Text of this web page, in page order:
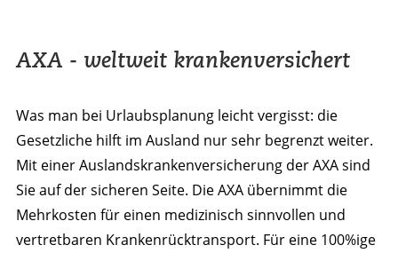
AXA - weltweit krankenversichert
Was man bei Urlaubsplanung leicht vergisst: die
Gesetzliche hilft im Ausland nur sehr begrenzt weiter.
Mit einer Auslandskrankenversicherung der AXA sind
Sie auf der sicheren Seite. Die AXA übernimmt die
Mehrkosten für einen medizinisch sinnvollen und
vertretbaren Krankenrücktransport. Für eine 100%ige